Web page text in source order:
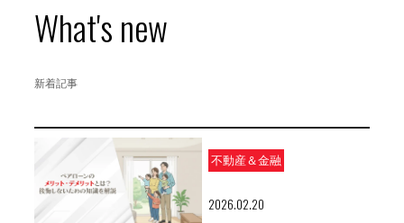
What's new
新着記事
不動産＆金融
2026.02.20